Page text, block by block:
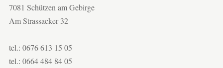
7081 Schützen am Gebirge
Am Strassacker 32
tel.: 0676 613 15 05
tel.: 0664 484 84 05